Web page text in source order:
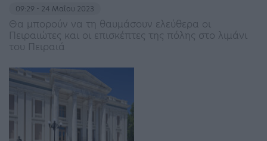
09:29 - 24 Μαΐου 2023
Θα μπορούν να τη θαυμάσουν ελεύθερα οι
Πειραιώτες και οι επισκέπτες της πόλης στο λιμάνι
του Πειραιά